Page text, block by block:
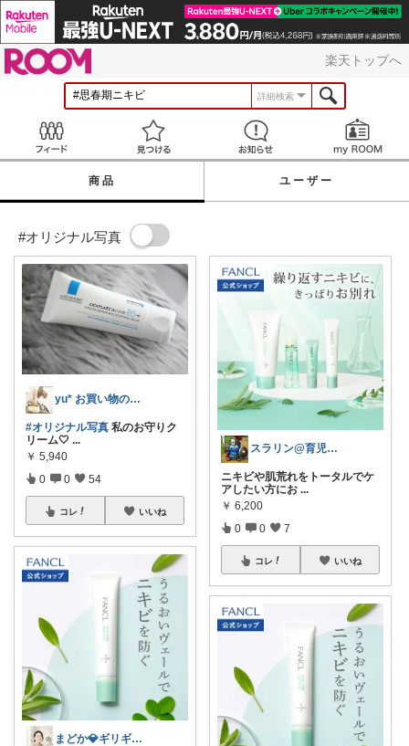
楽天トップへ
詳細検索
見つける お知らせ
商品 ユーザー
#オリジナル写真
yu* お買い物のみ🙇
#オリジナル写真 私のお守りク
リーム🤍 ...
￥ 5,940
0 0 54
コレ いいね
まどか💎ギリギリアラサーOL
スラリン@育児パパ🔥目指せQOL向上
ニキビや肌荒れをトータルでケ
アしたい方にお ...
￥ 6,200
0 0 7
コレ いいね